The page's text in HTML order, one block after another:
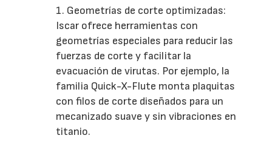
1. Geometrías de corte optimizadas:
Iscar ofrece herramientas con
geometrías especiales para reducir las
fuerzas de corte y facilitar la
evacuación de virutas. Por ejemplo, la
familia Quick-X-Flute monta plaquitas
con filos de corte diseñados para un
mecanizado suave y sin vibraciones en
titanio.